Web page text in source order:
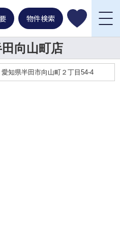
物件検索
向山町店
愛知県半田市向山町２丁目54-4